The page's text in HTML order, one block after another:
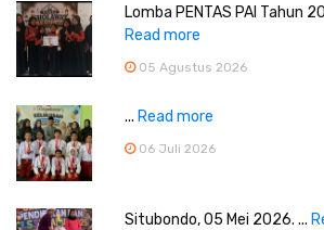
Lomba PENTAS PAI Tahun
Read more
05 Agustus 2026
... Read more
06 Juli 2026
Situbondo, 05 Mei 2026. ...